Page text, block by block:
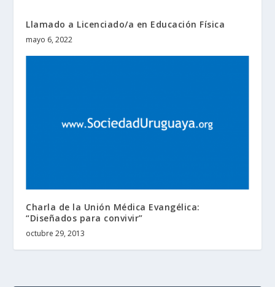
Llamado a Licenciado/a en Educación Física
mayo 6, 2022
Charla de la Unión Médica Evangélica:
“Diseñados para convivir”
octubre 29, 2013